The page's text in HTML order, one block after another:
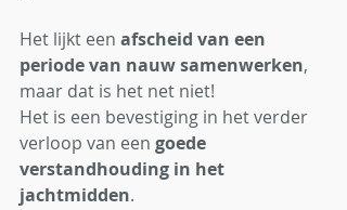
Het lijkt een afscheid van een
periode van nauw samenwerken,
maar dat is het net niet!
Het is een bevestiging in het verder
verloop van een goede
verstandhouding in het
jachtmidden.